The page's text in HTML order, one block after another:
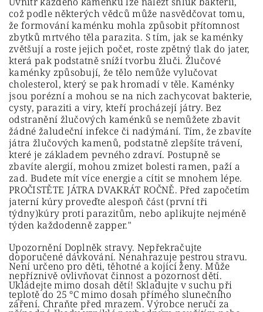
což podle některých vědců může nasvědčovat tomu,
že formování kaménku mohla způsobit přítomnost
zbytků mrtvého těla parazita. S tím, jak se kaménky
zvětšují a roste jejich počet, roste zpětný tlak do jater,
která pak podstatně sníží tvorbu žluči. Žlučové
kaménky způsobují, že tělo nemůže vylučovat
cholesterol, který se pak hromadí v těle. Kaménky
jsou porézní a mohou se na nich zachycovat bakterie,
cysty, paraziti a viry, kteří procházejí játry. Bez
odstranění žlučových kaménků se nemůžete zbavit
žádné žaludeční infekce či nadýmání. Tím, že zbavíte
játra žlučových kamenů, podstatně zlepšíte trávení,
které je základem pevného zdraví. Postupně se
zbavíte alergií, mohou zmizet bolesti ramen, paží a
zad. Budete mít více energie a cítit se mnohem lépe.
PROČISTĚTE JÁTRA DVAKRÁT ROČNĚ. Před započetím
jaterní kúry proveďte alespoň část (první tři
týdny)kúry proti parazitům, nebo aplikujte nejméně
týden každodenně zapper."
Upozornění Doplněk stravy. Nepřekračujte
doporučené dávkování. Nenahrazuje pestrou stravu.
Není určeno pro děti, těhotné a kojící ženy. Může
nepříznivě ovlivňovat činnost a pozornost dětí.
Ukládejte mimo dosah dětí! Skladujte v suchu při
teplotě do 25 °C mimo dosah přímého slunečního
záření. Chraňte před mrazem. Výrobce neručí za